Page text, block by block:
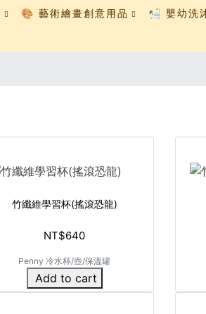
🎨 藝術繪畫創意用品 🛀 嬰幼洗
竹纖維學習杯(搖滾恐龍)
NT$640
Penny 冷水杯/壺/保溫罐
Add to cart